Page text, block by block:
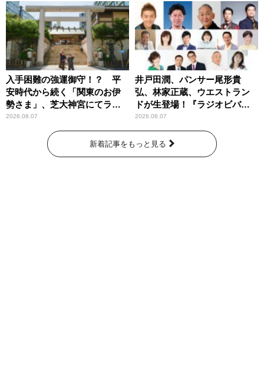
入手困難の強運御守！？ 平
安時代から続く「関東のお伊
勢さま」、芝大神宮にてラン
パンプスが合格祈願！
2026.08.07
井戸田潤、パンサー尾形貴
弘、林家正蔵、ウエストラン
ドが生登場！『ラジオビバリ
ー昼ズ』
2026.08.07
新着記事をもっと見る